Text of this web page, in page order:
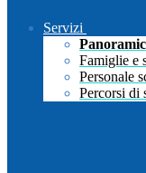
Servizi
Famiglie e
Personale
Percorsi di